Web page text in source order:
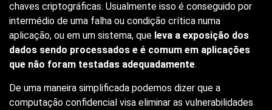
chaves criptográficas. Usualmente isso é conseguido por
intermédio de uma falha ou condição crítica numa
aplicação, ou em um sistema, que leva a exposição dos
dados sendo processados e é comum em aplicações
que não foram testadas adequadamente.
De uma maneira simplificada podemos dizer que a
computação confidencial visa eliminar as vulnerabilidades